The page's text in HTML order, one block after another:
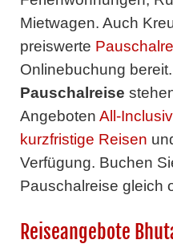
Mietwagen. Auch
preiswerte
Onlinebuchung
Pauschalreise
Angeboten All-
kurzfristige Reisen
Verfügung. Buchen
Pauschalreise gleich
Reiseangebote